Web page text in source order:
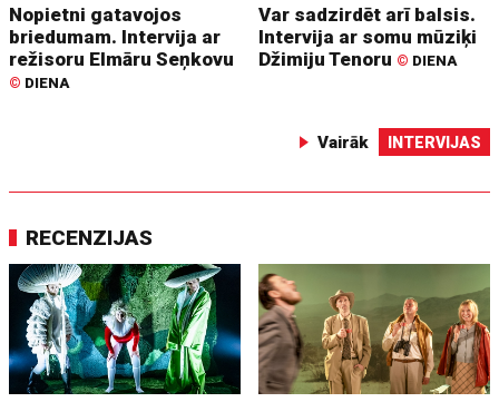
Nopietni gatavojos
briedumam. Intervija ar
režisoru Elmāru Seņkovu
© DIENA
Var sadzirdēt arī balsis.
Intervija ar somu mūziķi
Džimiju Tenoru © DIENA
Vairāk INTERVIJAS
RECENZIJAS